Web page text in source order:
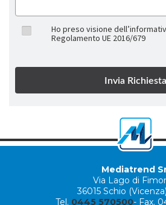
Ho preso visione
Regolamento UE 2016/679
Mediatrend
Via Lago di
36015 Schio
Tel. 0445 570500- Fax.